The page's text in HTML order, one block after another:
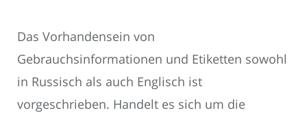
Das Vorhandensein von
Gebrauchsinformationen und Etiketten sowohl
in Russisch als auch Englisch ist
vorgeschrieben. Handelt es sich um die